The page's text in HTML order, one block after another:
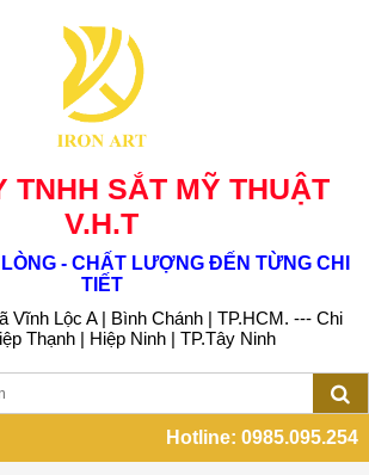
TNHH SẮT MỸ THUẬT
V.H.T
- CHẤT LƯỢNG ĐẾN TỪNG CHI
TIẾT
Vĩnh Lộc A | Bình Chánh | TP.HCM. --- Chi
Thạnh | Hiệp Ninh | TP.Tây Ninh
Hotline: 0985.095.254